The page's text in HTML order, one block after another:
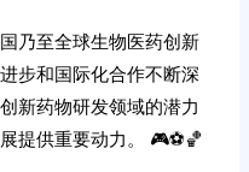
乃至全球生物医药创新
步和国际化合作不断深
新药物研发领域的潜力
提供重要动力。 🎮⚽️🏀